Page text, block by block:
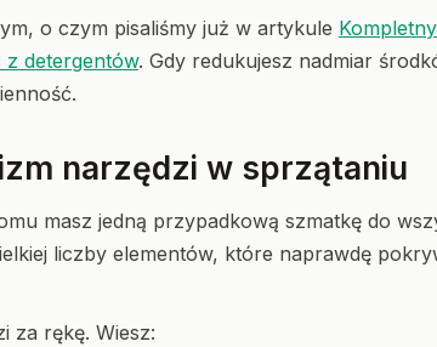
o czym pisaliśmy już w artykule
detergentów. Gdy redukujesz nadmiar
narzędzi w sprzątaniu
masz jedną przypadkową szmatkę do
liczby elementów, które naprawdę
za rękę. Wiesz: